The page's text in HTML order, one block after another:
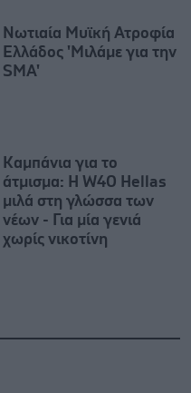
Νωτιαία Μυϊκή Ατροφία
Ελλάδος 'Μιλάμε για την
SMA'
Καμπάνια για το
άτμισμα: Η W4O Hellas
μιλά στη γλώσσα των
νέων - Για μία γενιά
χωρίς νικοτίνη